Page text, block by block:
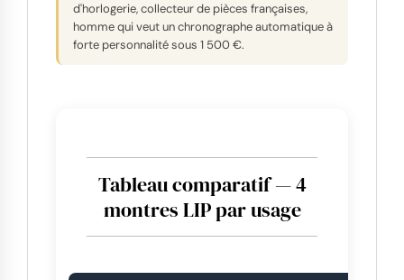
d'horlogerie, collecteur de pièces françaises,
homme qui veut un chronographe automatique à
forte personnalité sous 1 500 €.
Tableau comparatif — 4
montres LIP par usage